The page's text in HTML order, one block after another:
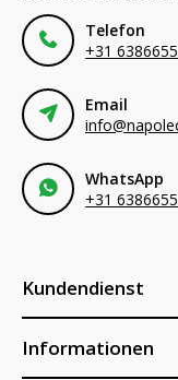
Telefon
+31
Email
WhatsApp
+31
Kundendienst
Informationen